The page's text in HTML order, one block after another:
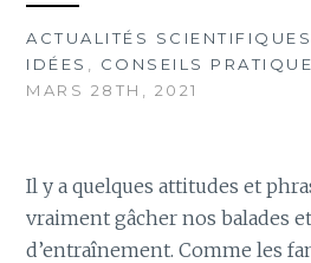
ACTUALITÉS
IDÉES
CONSEILS
MARS 28TH, 2021
Il y a quelques attitudes et
vraiment gâcher nos balades
d’entraînement. Comme les